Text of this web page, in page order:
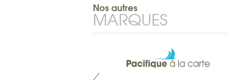
Nos autres
MARQUES